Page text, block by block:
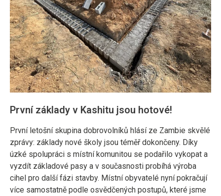
První základy v Kashitu jsou hotové!
První letošní skupina dobrovolníků hlásí ze Zambie skvělé
zprávy: základy nové školy jsou téměř dokončeny. Díky
úzké spolupráci s místní komunitou se podařilo vykopat a
vyzdít základové pasy a v současnosti probíhá výroba
cihel pro další fázi stavby. Místní obyvatelé nyní pokračují
více samostatně podle osvědčených postupů, které jsme